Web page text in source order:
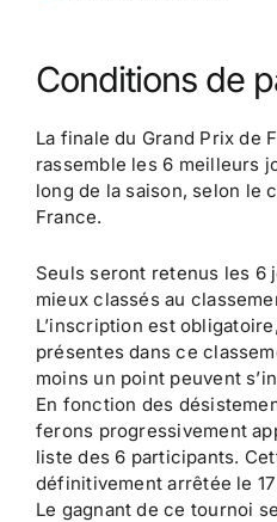
Conditions de
La finale du Grand Prix de
rassemble les 6 meilleurs
long de la saison, selon le
France.
Seuls seront retenus les 6
mieux classés au
L’inscription est
présentes dans ce
moins un point peuvent
En fonction des
ferons progressivement
liste des 6 participants.
définitivement arrêtée le
Le gagnant de ce tournoi